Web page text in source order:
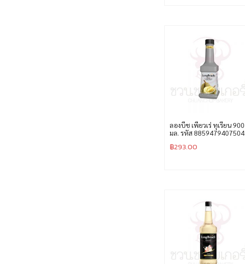
ลองบีช เพียวเร่ ทุเรียน 900
มล. รหัส 8859479407504
฿293.00